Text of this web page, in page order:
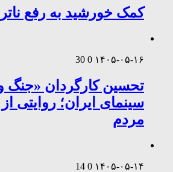
کمک خورشید به رفع
۱۴۰۵-۰۵-۱۶ 0
30
تحسین کارگردان «جنگ
سینمای ایران؛ روایتی
مردم
۱۴۰۵-۰۵-۱۴ 0
14